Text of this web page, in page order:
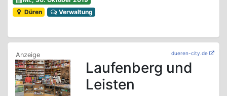
Düren
Verwaltung
dueren-city.de
Laufenberg und
Leisten